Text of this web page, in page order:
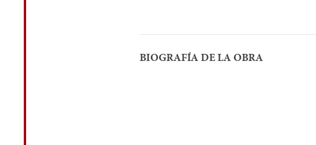
BIOGRAFÍA DE LA OBRA